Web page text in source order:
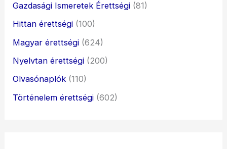
Gazdasági Ismeretek Érettségi (81)
Hittan érettségi (100)
Magyar érettségi (624)
Nyelvtan érettségi (200)
Olvasónaplók (110)
Történelem érettségi (602)